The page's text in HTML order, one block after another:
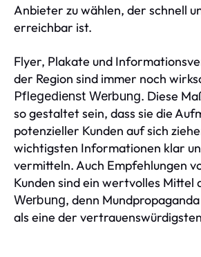
Anbieter zu wählen, der schnell
erreichbar ist.
Flyer, Plakate und
der Region sind immer noch
Pflegedienst Werbung. Diese
so gestaltet sein, dass sie die
potenzieller Kunden auf sich
wichtigsten Informationen klar
vermitteln. Auch Empfehlungen
Kunden sind ein wertvolles Mittel
Werbung, denn
als eine der